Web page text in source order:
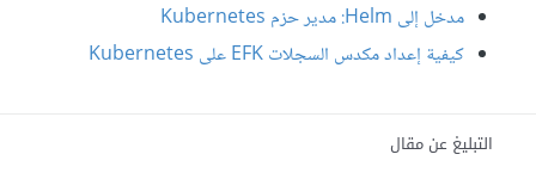
مدخل إلى Helm: مدير حزم Kubernetes
كيفية إعداد مكدس السجلات EFK على Kubernetes
التبليغ عن مقال